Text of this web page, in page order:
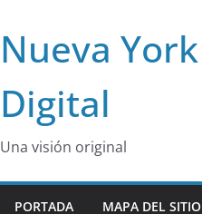
Nueva York
Digital
Una visión original
PORTADA MAPA DEL SITIO